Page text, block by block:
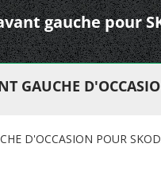
gauche pour
GAUCHE
D'OCCASION POUR